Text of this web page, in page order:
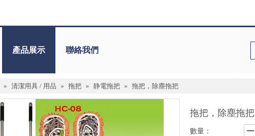
產品展示 聯絡我們
» 清潔用具 / 用品 » 拖把 » 静電拖把 » 拖把，除塵拖把
拖把，除塵拖把
數量：